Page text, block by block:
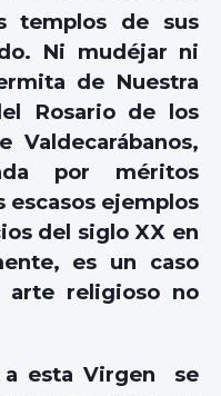
templos de sus
Ni mudéjar ni
de Nuestra
Rosario de los
Valdecarábanos,
por méritos
escasos ejemplos
del siglo XX en
es un caso
religioso no
Virgen se